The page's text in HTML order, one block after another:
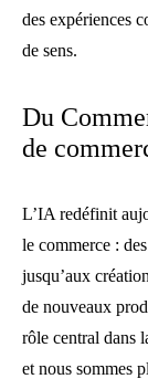
des expériences
de sens.
Du
de
L’IA redéfinit
le commerce :
jusqu’aux
de nouveaux
rôle central dans
et nous sommes